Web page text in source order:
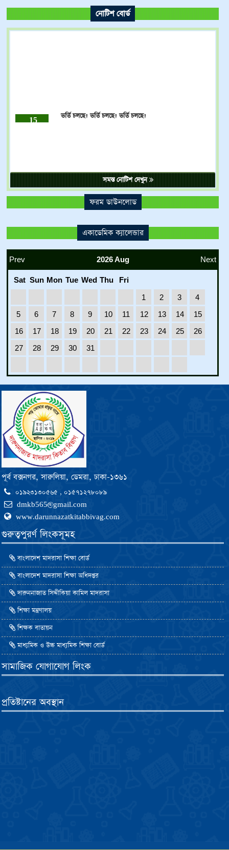
নোটিশ বোর্ড
DEC
2023
সমস্ত নোটিশ দেখুন
ফরম ডাউনলোড
একাডেমিক ক্যালেন্ডার
Prev 2026 Aug Next
Sat Sun Mon Tue Wed Thu
Fri
1
2 3
4
5
6 7 8 9 10 11 12 13 14
15
16
17 18 19 20 21 22 23 24 25
26
27
28 29 30 31
পূর্ব বক্সনগর, সারুলিয়া, ডেমরা, ঢাকা-১৩৬১
০১৯২৩১৩০৫৬৫ , ০১৫৭১২৭৮০৮৯
dmkb565@gmail.com
www.darunnazatkitabbivag.com
গুরুত্বপুরর্ণ লিংকসূমহ
বাংলাদেশ মাদরাসা শিক্ষা বোর্ড
বাংলাদেশ মাদরাসা শিক্ষা অধিদপ্তর
দারুননাজাত সিদ্দীকিয়া কামিল মাদরাসা
শিক্ষা মন্ত্রণালয়
শিক্ষক বাতায়ন
মাধ্যমিক ও উচ্চ মাধ্যমিক শিক্ষা বোর্ড
সামাজিক যোগাযোগ লিংক
প্রতিষ্টানের অবস্থান